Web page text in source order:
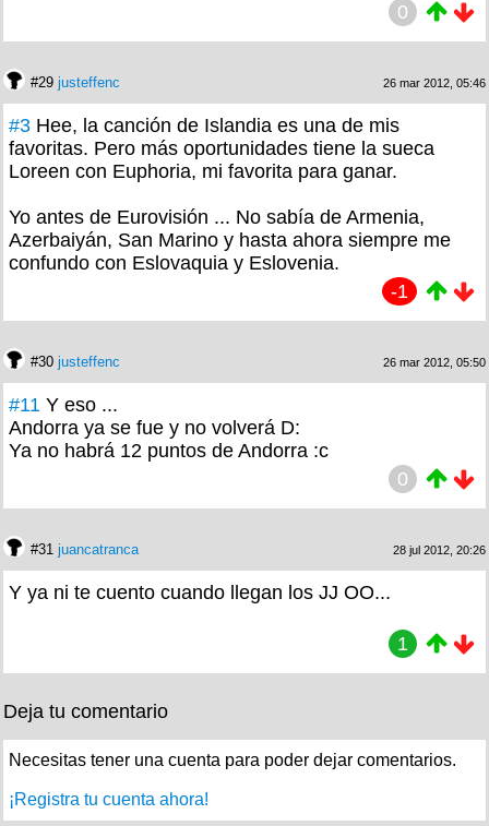
0
#29 justeffenc 26 mar 2012, 05:46
#3 Hee, la canción de Islandia es una de mis
favoritas. Pero más oportunidades tiene la sueca
Loreen con Euphoria, mi favorita para ganar.
Yo antes de Eurovisión ... No sabía de Armenia,
Azerbaiyán, San Marino y hasta ahora siempre me
confundo con Eslovaquia y Eslovenia.
-1
#30 justeffenc 26 mar 2012, 05:50
#11 Y eso ...
Andorra ya se fue y no volverá D:
Ya no habrá 12 puntos de Andorra :c
0
#31 juancatranca 28 jul 2012, 20:26
Y ya ni te cuento cuando llegan los JJ OO...
1
Deja tu comentario
Necesitas tener una cuenta para poder dejar comentarios.
¡Registra tu cuenta ahora!